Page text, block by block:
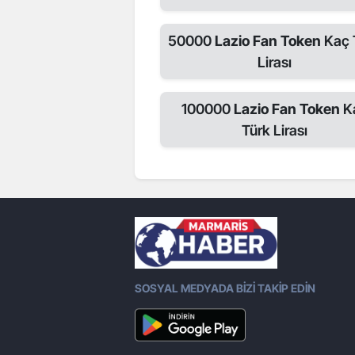
50000Lazio Fan Token Kaç
Lirası
100000Lazio Fan Token
Türk Lirası
SOSYAL MEDYADA BİZİ TAKİP EDİN